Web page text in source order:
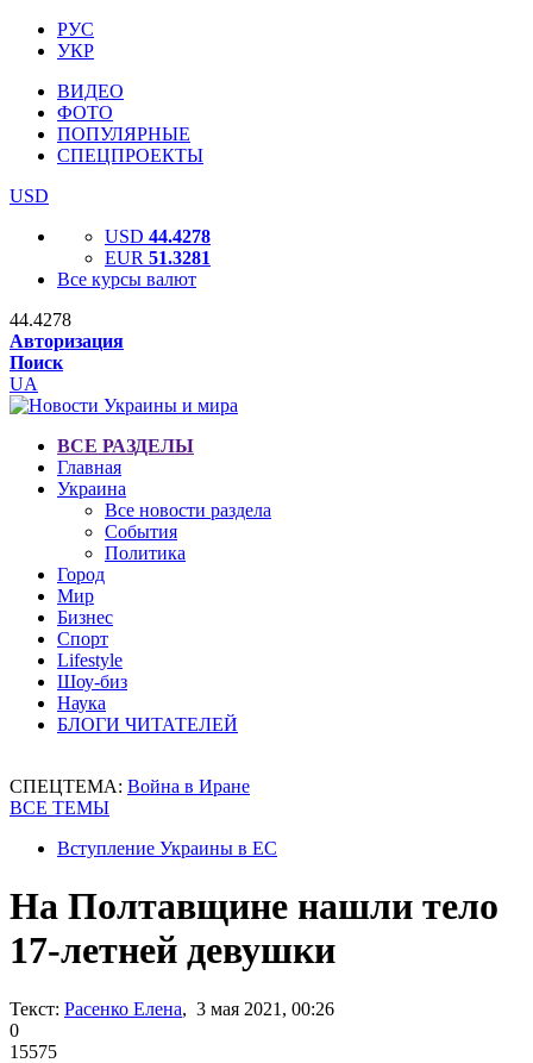
РУС
УКР
ВИДЕО
ФОТО
ПОПУЛЯРНЫЕ
СПЕЦПРОЕКТЫ
USD
USD 44.4278
EUR 51.3281
Все курсы валют
44.4278
Авторизация
Поиск
UA
ВСЕ РАЗДЕЛЫ
Главная
Украина
Все новости раздела
События
Политика
Город
Мир
Бизнес
Спорт
Lifestyle
Шоу-биз
Наука
БЛОГИ ЧИТАТЕЛЕЙ
СПЕЦТЕМА: Война в Иране
ВСЕ ТЕМЫ
Вступление Украины в ЕС
На Полтавщине нашли тело
17-летней девушки
Текст: Расенко Елена, 3 мая 2021, 00:26
0
15575